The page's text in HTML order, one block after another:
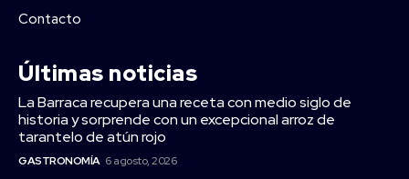
Contacto
Últimas noticias
La Barraca recupera una receta con medio siglo de
historia y sorprende con un excepcional arroz de
tarantelo de atún rojo
GASTRONOMÍA 6 agosto, 2026